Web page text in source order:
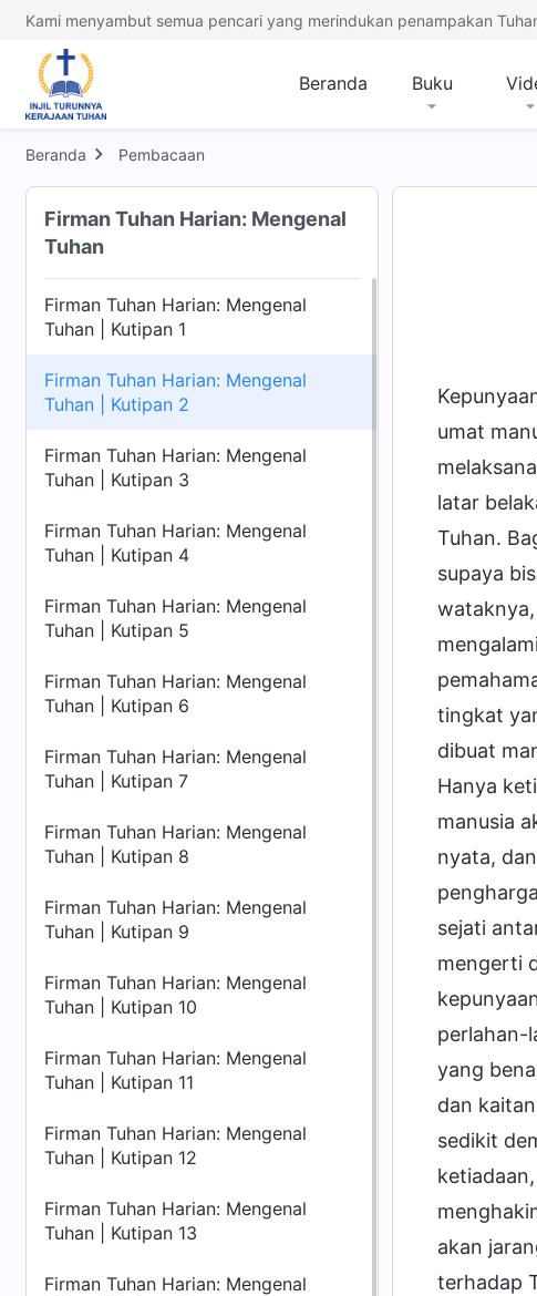
Kami menyambut semua pencari yang merindukan penampakan
Beranda Buku
Beranda Pembacaan
Firman Tuhan Harian: Mengenal
Tuhan
Firman Tuhan Harian: Mengenal
Tuhan | Kutipan 1
Firman Tuhan Harian: Mengenal
Tuhan | Kutipan 2
Firman Tuhan Harian: Mengenal
Tuhan | Kutipan 3
Firman Tuhan Harian: Mengenal
Tuhan | Kutipan 4
Firman Tuhan Harian: Mengenal
Tuhan | Kutipan 5
Firman Tuhan Harian: Mengenal
Tuhan | Kutipan 6
Firman Tuhan Harian: Mengenal
Tuhan | Kutipan 7
Firman Tuhan Harian: Mengenal
Tuhan | Kutipan 8
Firman Tuhan Harian: Mengenal
Tuhan | Kutipan 9
Firman Tuhan Harian: Mengenal
Tuhan | Kutipan 10
Firman Tuhan Harian: Mengenal
Tuhan | Kutipan 11
Firman Tuhan Harian: Mengenal
Tuhan | Kutipan 12
Firman Tuhan Harian: Mengenal
Tuhan | Kutipan 13
Firman Tuhan Harian: Mengenal
umat
latar
Tuhan.
supaya
tingkat
dibuat
Hanya
manusia
nyata,
sejati
mengerti
perlahan-
yang
dan
sedikit
akan
terhadap